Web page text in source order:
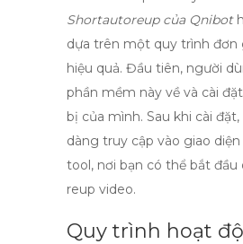
Shortautoreup của Qnibot
dựa trên một quy trình đơn
hiệu quả. Đầu tiên, người
phần mềm này về và cài
bị của mình. Sau khi cài đặt,
dàng truy cập vào giao
tool, nơi bạn có thể bắt đầu
reup video.
Quy trình hoạt